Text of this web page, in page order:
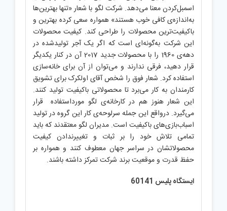
اسمبل‌کردن معنا می‌دهد. شرکت لگو با شعار «تنها بهترین‌ها
به‌اندازه‌ی کافی خوب هستند» همواره سعی کرده بهترین و
باکیفیت‌ترین محصولات را طراحی کند. کیفیت محصولات
این شرکت به‌گونه‌ای است که اگر یک آجر تولیدشده در
دهه‌ی 1960 را با محصولات جدید 2017 آن در کنار یکدیگر
قرار دهید، فرقی ندارند و می‌توان از آن برای خانه‌سازی
استفاده کرد. شعار فوق را شخص آقای اولکرک برای تشویق
کارمندان به کار می‌برد تا محصولاتی باکیفیت تولید کنند.
این شعار هنوز هم در کارخانه‌ی لگو مورداستفاده قرار
می‌گیرد. درواقع این جمله سرلوحه‌ی کار این گروه در تولید
اسباب‌بازی‌های باکیفیت است. مدیران لگو معتقدند که باید
تمامی تلاش خود را بر ثبات و ‌تغییرندادن کیفیت
محصولاتشان در سراسر جهان معطوف کنند و همواره بر
حفظ قدرت و موقعیت برند شرکت تمرکز داشته باشند.
ایستگاه پلیس 60141